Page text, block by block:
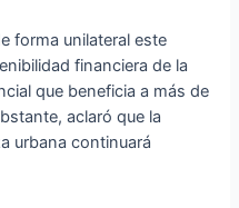
forma unilateral este
financiera de la
que beneficia a más de
aclaró que la
urbana continuará